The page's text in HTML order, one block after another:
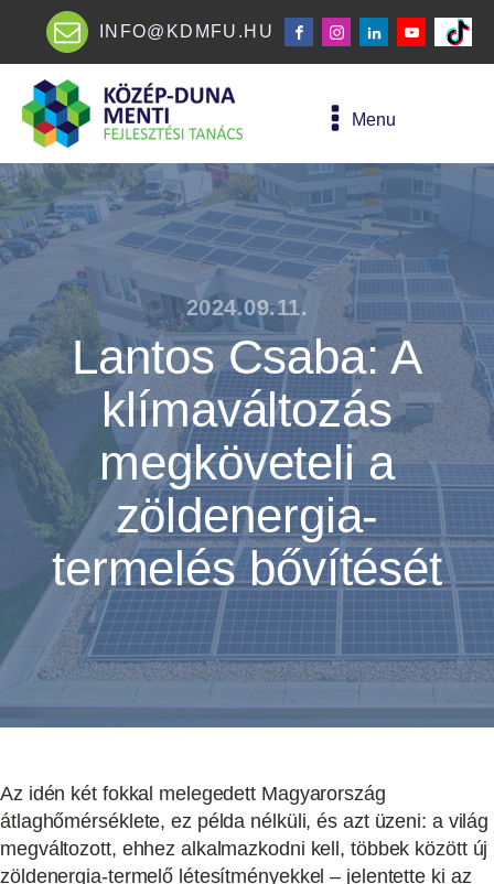
INFO@KDMFU.HU
Menu
2024.09.11.
Lantos Csaba: A
klímaváltozás
megköveteli a
zöldenergia-
termelés bővítését
Az idén két fokkal melegedett Magyarország
átlaghőmérséklete, ez példa nélküli, és azt üzeni: a világ
megváltozott, ehhez alkalmazkodni kell, többek között új
zöldenergia-termelő létesítményekkel – jelentette ki az